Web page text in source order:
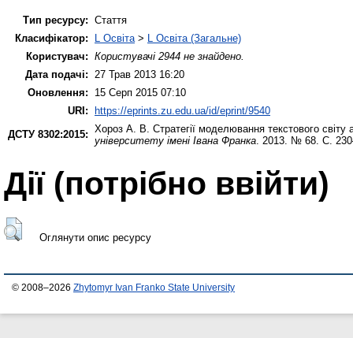
Тип ресурсу: Стаття
Класифікатор:
L Освіта > L Освіта (Загальне)
Користувач: Користувачі 2944 не знайдено.
Дата подачі:
27 Трав 2013 16:20
Оновлення:
15 Серп 2015 07:10
URI: https://eprints.zu.edu.ua/id/eprint/9540
ДСТУ 8302:2015: Хороз А. В. Стратегії моделювання текстового
університету імені Івана Франка . 2013. № 68. С.
Дії ​​(потрібно ввійти)
Оглянути опис ресурсу
© 2008–2026 Zhytomyr Ivan Franko State University